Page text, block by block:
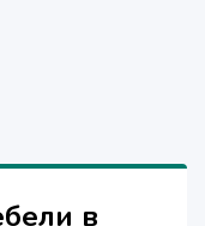
в